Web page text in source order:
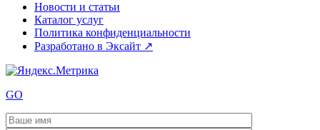
Новости и статьи
Каталог услуг
Политика конфиденциальности
Разработано в Эксайт ↗
GO